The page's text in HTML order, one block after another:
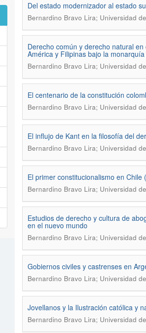
Del estado modernizador al estado
Bernardino Bravo Lira; Universidad
Derecho común y derecho natural
América y Filipinas bajo la
Bernardino Bravo Lira; Universidad
El centenario de la constitución
Bernardino Bravo Lira; Universidad
El influjo de Kant en la filosofía del
Bernardino Bravo Lira; Universidad
El primer constitucionalismo en Chile
Bernardino Bravo Lira; Universidad
Estudios de derecho y cultura de
en el nuevo mundo
Bernardino Bravo Lira; Universidad
Gobiernos civiles y castrenses en
Bernardino Bravo Lira; Universidad
Jovellanos y la Ilustración católica y
Bernardino Bravo Lira; Universidad